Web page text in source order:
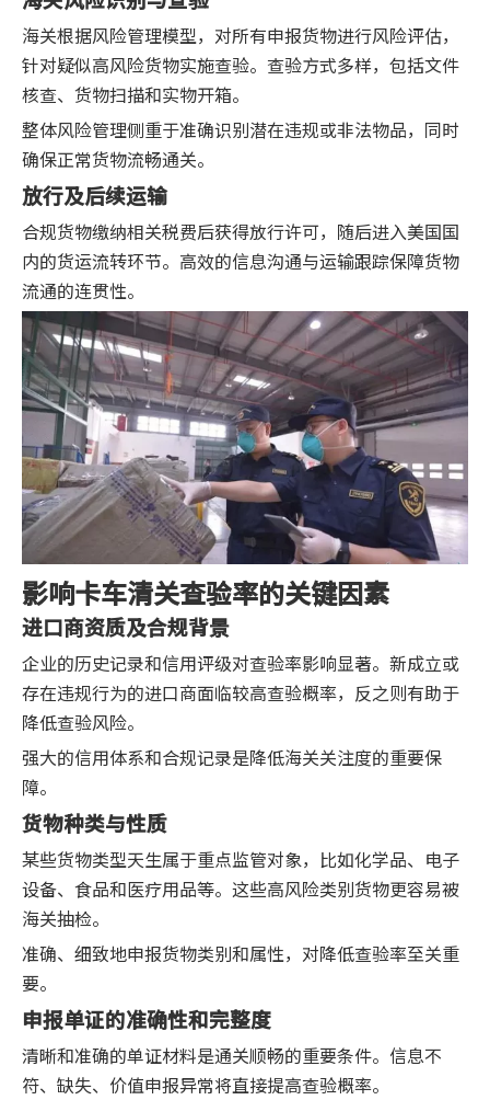
海关根据风险管理模型，对所有申报货物进行风险评估，
针对疑似高风险货物实施查验。查验方式多样，包括文件
核查、货物扫描和实物开箱。
整体风险管理侧重于准确识别潜在违规或非法物品，同时
确保正常货物流畅通关。
放行及后续运输
合规货物缴纳相关税费后获得放行许可，随后进入美国国
内的货运流转环节。高效的信息沟通与运输跟踪保障货物
流通的连贯性。
影响卡车清关查验率的关键因素
进口商资质及合规背景
企业的历史记录和信用评级对查验率影响显著。新成立或
存在违规行为的进口商面临较高查验概率，反之则有助于
降低查验风险。
强大的信用体系和合规记录是降低海关关注度的重要保
障。
货物种类与性质
某些货物类型天生属于重点监管对象，比如化学品、电子
设备、食品和医疗用品等。这些高风险类别货物更容易被
海关抽检。
准确、细致地申报货物类别和属性，对降低查验率至关重
要。
申报单证的准确性和完整度
清晰和准确的单证材料是通关顺畅的重要条件。信息不
符、缺失、价值申报异常将直接提高查验概率。